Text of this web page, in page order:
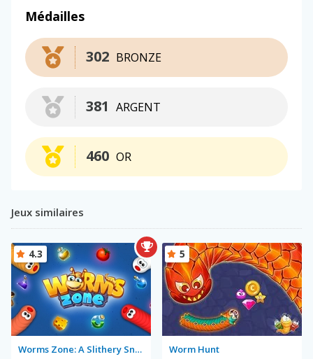
Médailles
BRONZE
302
ARGENT
381
OR
460
Jeux similaires
Worms Zone: A Slithery Snake
4.3
Worm Hunt
5